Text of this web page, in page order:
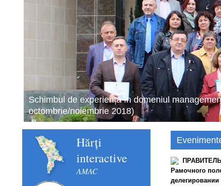
Schimbul de experiență în domeniul
octombrie/noiembrie 2018)
Hărți
interactive
AMAC
Рамочного